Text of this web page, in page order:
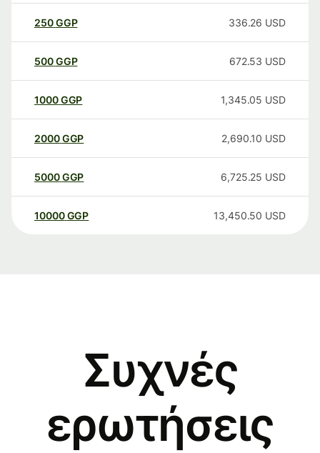
250GGP 336.26 USD
500GGP 672.53 USD
1000GGP 1,345.05 USD
2000GGP 2,690.10 USD
5000GGP 6,725.25 USD
10000 GGP 13,450.50 USD
Συχνές
ερωτήσεις